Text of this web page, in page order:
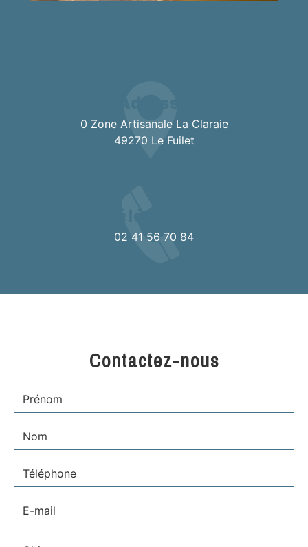
0 Zone Artisanale La Claraie
49270 Le Fuilet
02 41 56 70 84
Contactez-nous